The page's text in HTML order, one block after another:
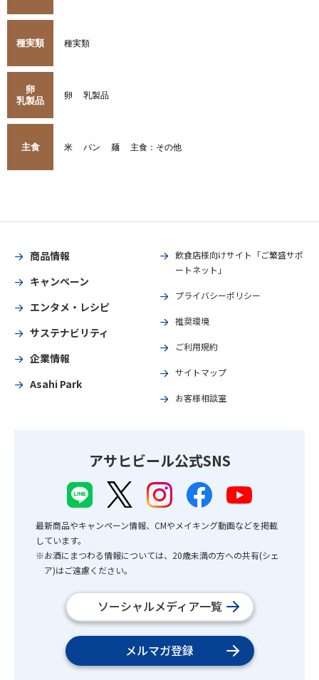
種実類 種実類
卵
乳製品
卵 乳製品
主食 米 パン 麺 主食：その他
商品情報
キャンペーン
エンタメ・レシピ
サステナビリティ
企業情報
Asahi Park
飲食店様向けサイト「ご繁盛サポ
ートネット」
プライバシーポリシー
推奨環境
ご利用規約
サイトマップ
お客様相談室
アサヒビール公式SNS
最新商品やキャンペーン情報、CMやメイキング動画などを掲載
しています。
※お酒にまつわる情報については、20歳未満の方への共有(シェ
ア)はご遠慮ください。
ソーシャルメディア一覧
メルマガ登録